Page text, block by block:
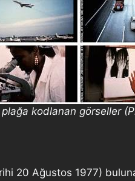
kodlanan görseller
20 Ağustos 1977)